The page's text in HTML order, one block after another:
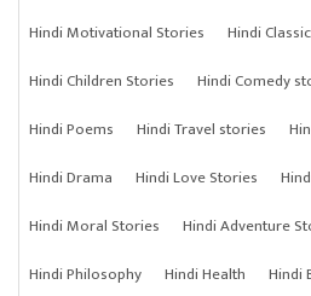
Hindi Motivational Stories
Hindi
Hindi Children Stories
Hindi Comedy
Hindi Poems
Hindi Travel stories
Hindi Drama
Hindi Love Stories
Hindi Moral Stories
Hindi Adventure
Hindi Philosophy
Hindi Health
Hindi